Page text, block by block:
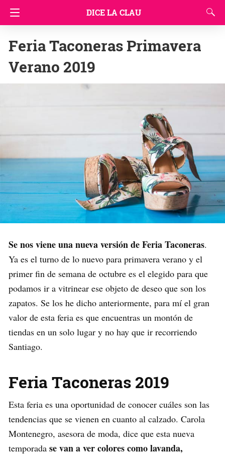
DICE LA CLAU
Feria Taconeras Primavera
Verano 2019
Se nos viene una nueva versión de Feria Taconeras.
Ya es el turno de lo nuevo para primavera verano y el
primer fin de semana de octubre es el elegido para que
podamos ir a vitrinear ese objeto de deseo que son los
zapatos. Se los he dicho anteriormente, para mí el gran
valor de esta feria es que encuentras un montón de
tiendas en un solo lugar y no hay que ir recorriendo
Santiago.
Feria Taconeras 2019
Esta feria es una oportunidad de conocer cuáles son las
tendencias que se vienen en cuanto al calzado. Carola
Montenegro, asesora de moda, dice que esta nueva
temporada se van a ver colores como lavanda,